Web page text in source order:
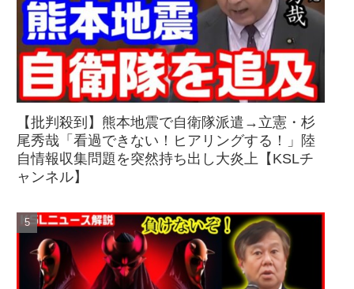
【批判殺到】熊本地震で自衛隊派遣→立憲・杉
尾秀哉「看過できない！ヒアリングする！」陸
自情報収集問題を突然持ち出し大炎上【KSLチ
ャンネル】